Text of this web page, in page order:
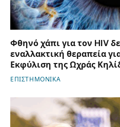
Φθηνό χάπι για τον HIV
εναλλακτική θεραπεία
Εκφύλιση της Ωχράς
ΕΠΙΣΤΗΜΟΝΙΚΑ